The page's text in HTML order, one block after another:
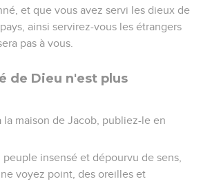
et que vous avez servi les dieux de
ainsi servirez-vous les étrangers
pas à vous.
de Dieu n'est plus
la maison de Jacob, publiez-le en
insensé et dépourvu de sens,
voyez point, des oreilles et